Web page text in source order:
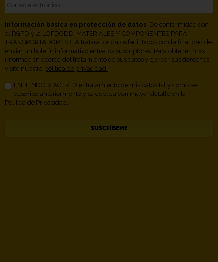
Información básica en protección de datos . De conformidad con
el RGPD y la LOPDGDD, MATERIALES Y COMPONENTES PARA
TRANSPORTADORES S.A tratará los datos facilitados con la finalidad de
enviar un boletín informativo entre los suscriptores. Para obtener más
información acerca del tratamiento de sus datos y ejercer sus derechos,
visite nuestra política de privacidad.
ENTIENDO Y ACEPTO el tratamiento de mis datos tal y como se
describe anteriormente y se explica con mayor detalle en la
Política de Privacidad.